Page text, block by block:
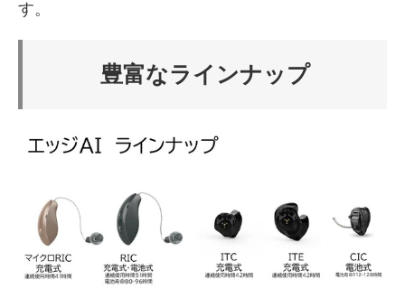
す。
豊富なラインナップ